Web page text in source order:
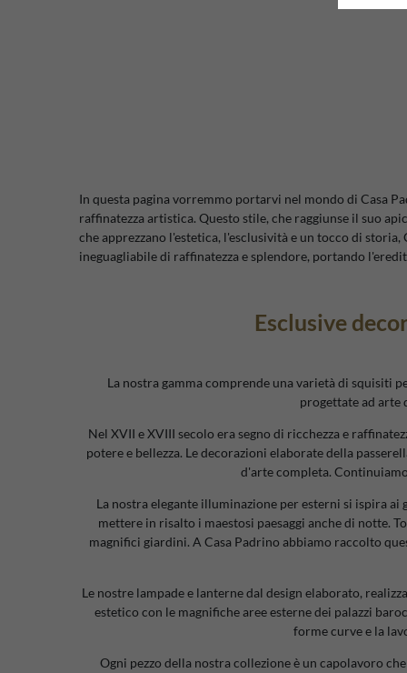
In questa pagina vorremmo portarvi nel mondo di Casa
raffinatezza artistica. Questo stile, che raggiunse il suo
che apprezzano l'estetica, l'esclusività e un tocco di
ineguagliabile di raffinatezza e splendore, portando
Esclusive
La nostra gamma comprende una varietà di squisiti
progettate ad arte
Nel XVII e XVIII secolo era segno di ricchezza e
potere e bellezza. Le decorazioni elaborate della
d'arte completa.
La nostra elegante illuminazione per esterni si ispira
mettere in risalto i maestosi paesaggi anche di notte.
magnifici giardini. A Casa Padrino abbiamo raccolto
Le nostre lampade e lanterne dal design elaborato,
estetico con le magnifiche aree esterne dei palazzi
forme curve e la
Ogni pezzo della nostra collezione è un capolavoro